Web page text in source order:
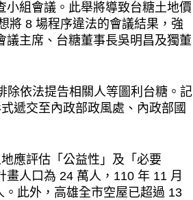
小組會議。此舉將導致台糖土地價
將 8 場程序違法的會議結果，強
主席、台糖董事長吳明昌及獨董
除依法提告相關人等圖利台糖。記
遞交至內政部政風處、內政部國
應評估「公益性」及「必要
人口為 24 萬人，110 年 11 月
。此外，高雄全市空屋已超過 13